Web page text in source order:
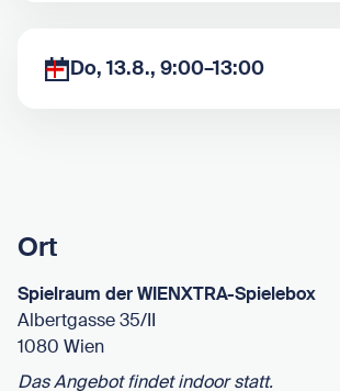
Do, 13.8., 9:00–13:00
Ort
Spielraum der WIENXTRA-Spielebox
Albertgasse 35/II
1080 Wien
Das Angebot findet indoor statt.